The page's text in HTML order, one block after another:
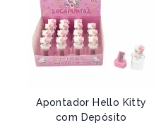
Apontador Hello Kitty
com Depósito